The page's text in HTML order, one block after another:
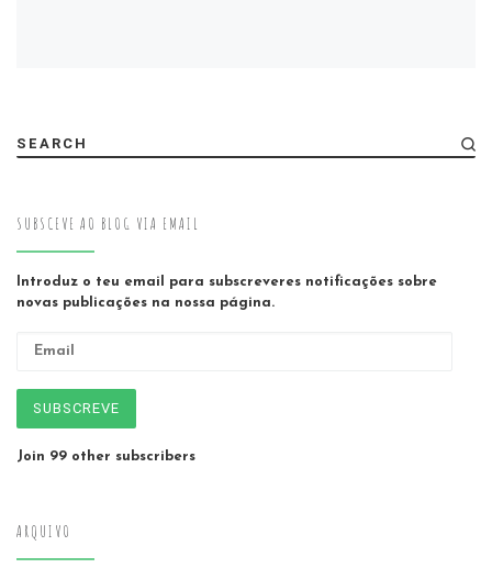
SEARCH
SUBSCEVE AO BLOG VIA EMAIL
Introduz o teu email para subscreveres notificações sobre
novas publicações na nossa página.
SUBSCREVE
Join 99 other subscribers
ARQUIVO